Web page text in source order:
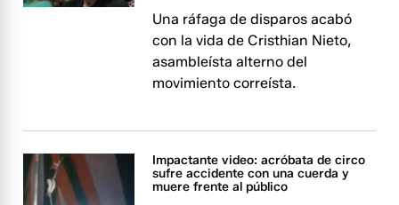
Una ráfaga de disparos acabó
con la vida de Cristhian Nieto,
asambleísta alterno del
movimiento correísta.
Impactante video: acróbata de circo
sufre accidente con una cuerda y
muere frente al público